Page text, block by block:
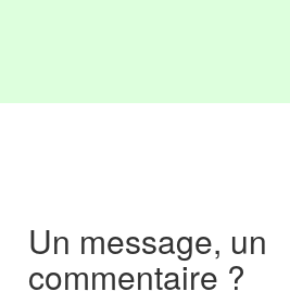
Un message, un
commentaire ?